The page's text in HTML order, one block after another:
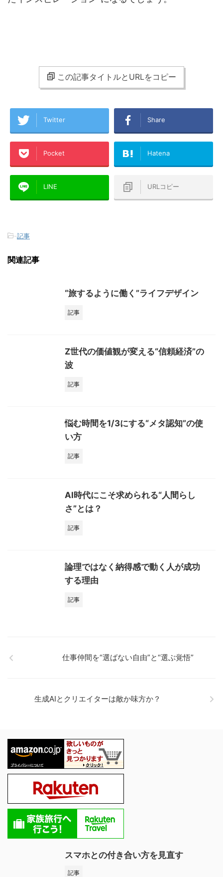
この記事タイトルとURLをコピー
Twitter Share
Pocket Hatena
LINE URLコピー
-記事
関連記事
“旅するように働く”ライフデザイン
記事
Z世代の価値観が変える“信頼経済”の
波
記事
悩む時間を1/3にする“メタ認知”の使
い方
記事
AI時代にこそ求められる“人間らし
さ”とは？
記事
論理ではなく納得感で動く人が成功
する理由
記事
仕事仲間を“選ばない自由”と“選ぶ覚悟”
生成AIとクリエイターは敵か味方か？
スマホとの付き合い方を見直す
記事